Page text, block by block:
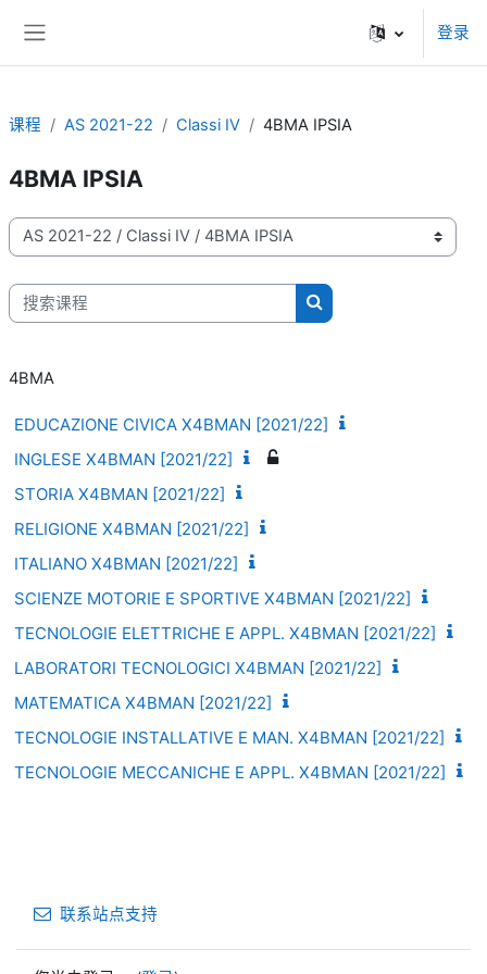
登录
课程 AS 2021-22 Classi IV 4BMA IPSIA
4BMA IPSIA
课程类别
搜索课程
搜索课程
4BMA
EDUCAZIONE CIVICA X4BMAN [2021/22]
INGLESE X4BMAN [2021/22]
STORIA X4BMAN [2021/22]
RELIGIONE X4BMAN [2021/22]
ITALIANO X4BMAN [2021/22]
SCIENZE MOTORIE E SPORTIVE X4BMAN [2021/22]
TECNOLOGIE ELETTRICHE E APPL. X4BMAN [2021/22]
LABORATORI TECNOLOGICI X4BMAN [2021/22]
MATEMATICA X4BMAN [2021/22]
TECNOLOGIE INSTALLATIVE E MAN. X4BMAN [2021/22]
TECNOLOGIE MECCANICHE E APPL. X4BMAN [2021/22]
联系站点支持